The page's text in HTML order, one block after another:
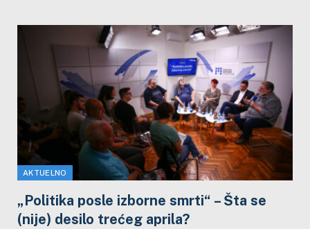
AKTUELNO
„Politika posle izborne smrti“ – Šta se
(nije) desilo trećeg aprila?